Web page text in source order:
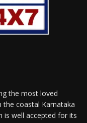
the most loved
the coastal Karnataka
is well accepted for its